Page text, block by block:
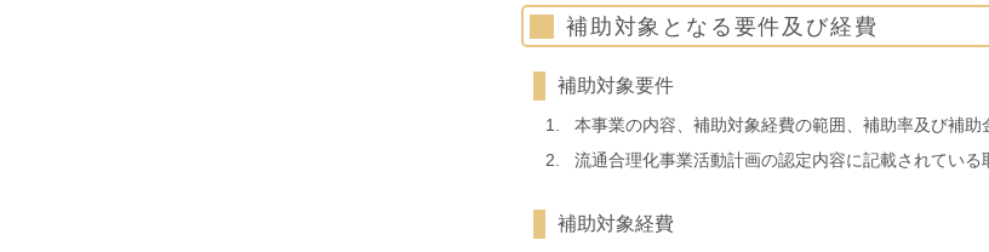
補助対象となる要件及び経費
補助対象要件
本事業の内容、補助対象経費の範囲、補助率及び補助
流通合理化事業活動計画の認定内容に記載されている
補助対象経費